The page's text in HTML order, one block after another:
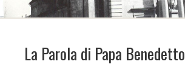
La Parola di Papa Benedetto